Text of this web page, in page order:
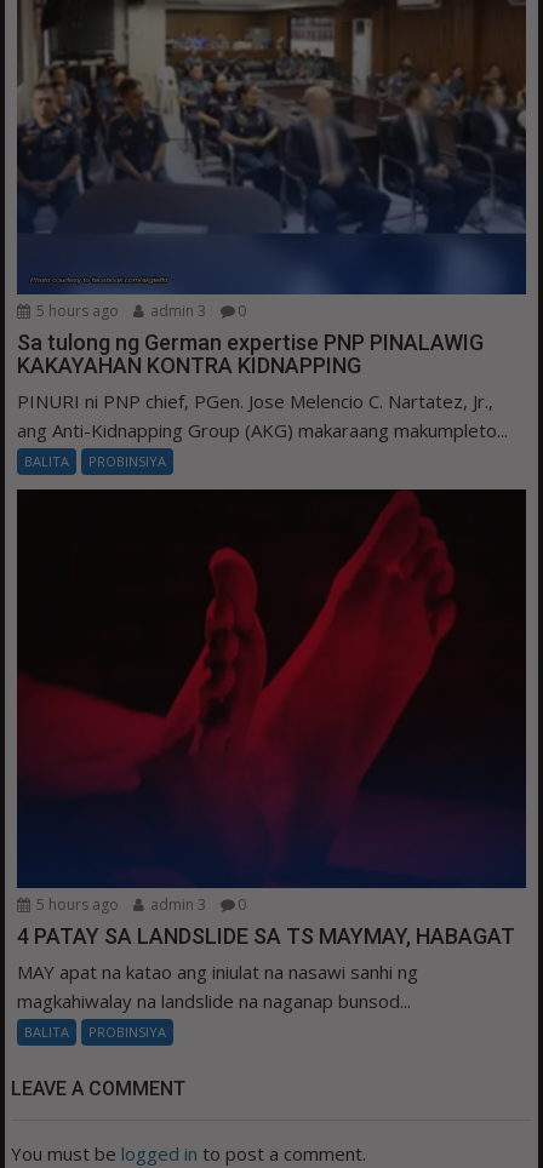
5 hours ago admin 3 0
Sa tulong ng German expertise PNP PINALAWIG
KAKAYAHAN KONTRA KIDNAPPING
PINURI ni PNP chief, PGen. Jose Melencio C. Nartatez, Jr.,
ang Anti-Kidnapping Group (AKG) makaraang makumpleto...
BALITA PROBINSIYA
5 hours ago admin 3 0
4 PATAY SA LANDSLIDE SA TS MAYMAY, HABAGAT
MAY apat na katao ang iniulat na nasawi sanhi ng
magkahiwalay na landslide na naganap bunsod...
BALITA PROBINSIYA
LEAVE A COMMENT
You must be logged in to post a comment.